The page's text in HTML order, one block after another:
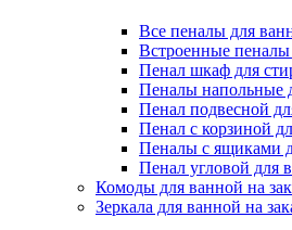
Все пеналы для
Встроенные
Пенал шкаф для
Пеналы напольные
Пенал подвесной
Пенал с корзиной
Пеналы с ящиками
Пенал угловой для
Комоды для ванной на
Зеркала для ванной на